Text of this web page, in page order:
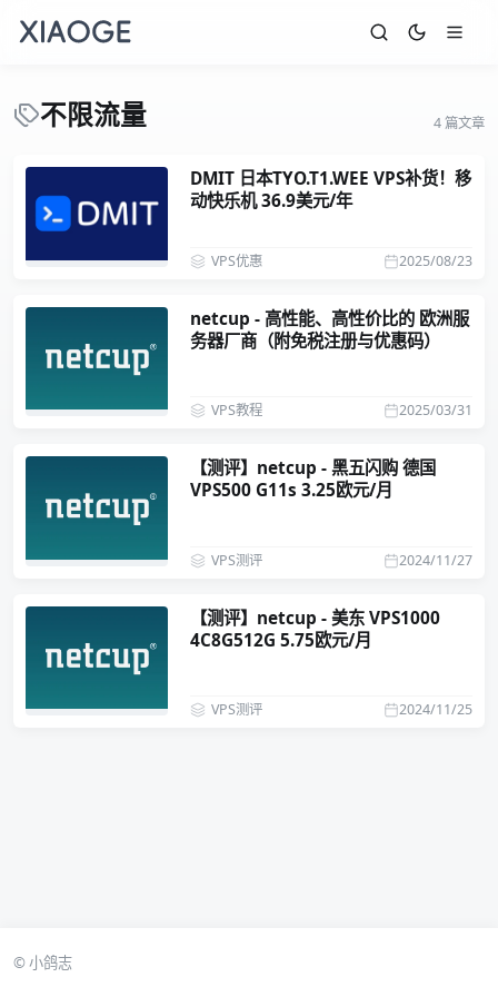
不限流量 4 篇文章
DMIT 日本TYO.T1.WEE VPS补货！移
动快乐机 36.9美元/年
2025/08/23
VPS优惠
netcup - 高性能、高性价比的 欧洲服
务器厂商（附免税注册与优惠码）
2025/03/31
VPS教程
【测评】netcup - 黑五闪购 德国
VPS500 G11s 3.25欧元/月
2024/11/27
VPS测评
【测评】netcup - 美东 VPS1000
4C8G512G 5.75欧元/月
2024/11/25
VPS测评
© 小鸽志